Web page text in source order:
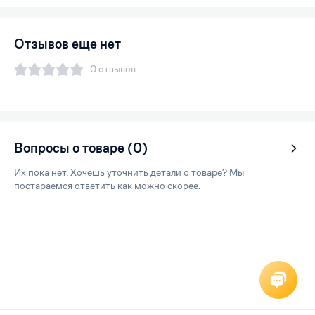
Отзывов еще нет
0 отзывов
Вопросы о товаре (0)
Их пока нет. Хочешь уточнить детали о товаре? Мы
постараемся ответить как можно скорее.